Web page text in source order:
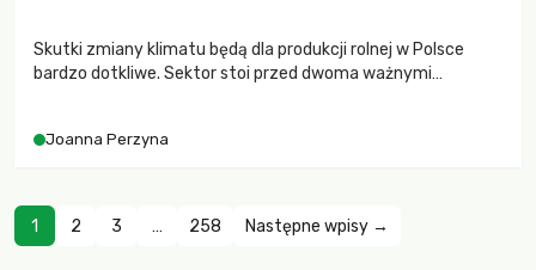
Skutki zmiany klimatu będą dla produkcji rolnej w Polsce
bardzo dotkliwe. Sektor stoi przed dwoma ważnymi
zachodzących zmian klimatycznych. Wymagać to będzie
Joanna Perzyna
1 2 3 … 258 Następne wpisy →